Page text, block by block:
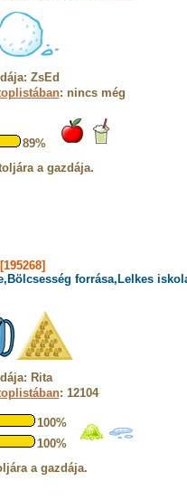
ZsEd
: nincs még
89%
a gazdája.
forrása,Lelkes
Rita
: 12104
100%
100%
a gazdája.